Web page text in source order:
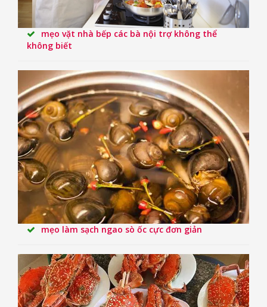
mẹo vặt nhà bếp các bà nội trợ không thể
không biết
mẹo làm sạch ngao sò ốc cực đơn giản